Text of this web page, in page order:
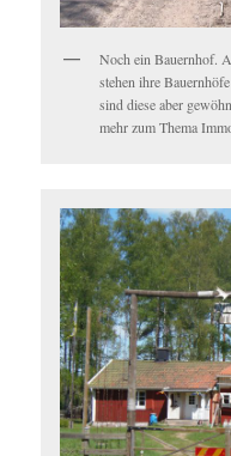
Noch ein Bauernhof.
stehen ihre
sind diese aber
mehr zum Thema